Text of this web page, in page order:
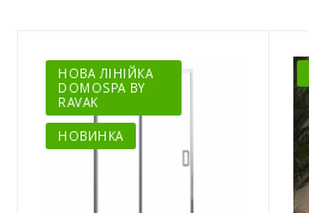
НОВА ЛІНІЙКА
DOMOSPA BY
RAVAK
НОВИНКА